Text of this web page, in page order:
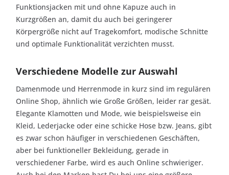
Funktionsjacken mit und ohne Kapuze auch in
Kurzgrößen an, damit du auch bei geringerer
Körpergröße nicht auf Tragekomfort, modische Schnitte
und optimale Funktionalität verzichten musst.
Verschiedene Modelle zur Auswahl
Damenmode und Herrenmode in kurz sind im regulären
Online Shop, ähnlich wie Große Größen, leider rar gesät.
Elegante Klamotten und Mode, wie beispielsweise ein
Kleid, Lederjacke oder eine schicke Hose bzw. Jeans, gibt
es zwar schon häufiger in verschiedenen Geschäften,
aber bei funktioneller Bekleidung, gerade in
verschiedener Farbe, wird es auch Online schwieriger.